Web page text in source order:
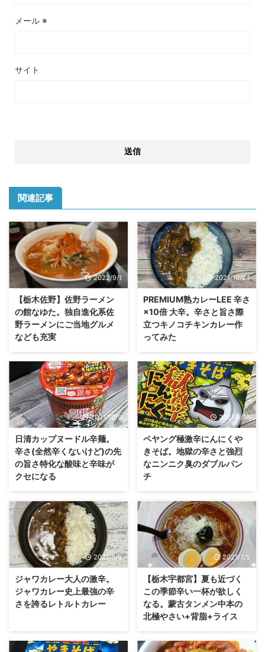
メール ※
サイト
関連記事
2022/9/1
【栃木佐野】佐野ラーメン
の館なゆた。独自進化系佐
野ラーメンにご当地グルメ
なども充実
2021/10/24
PREMIUM熟カレーLEE 辛さ
×10倍 大辛。辛さと旨さ際
立つキノコチキンカレー作
ってみた
2021/10/9
日清カップヌードル辛麺。
辛さ(全然辛くないけど)の先
の旨さ特化な酸味と辛味が
クセになる
2021/9/18
ペヤング極激辛にんにくや
きそば。地獄の辛さと強烈
なニンニク臭のダブルパン
チ
2021/8/9
ジャワカレー大人の激辛。
ジャワカレー史上最強の辛
さを誇るレトルトカレー
2021/7/5
【栃木宇都宮】夏も近づく
この季節辛い一杯が欲しく
なる。蒙古タンメン中本の
北極やさい+背脂+ライス